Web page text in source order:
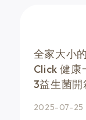
全家大小
Click 健康
3益生菌開
2025-07-25